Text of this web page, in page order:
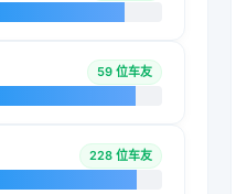
59 位车友
228 位车友